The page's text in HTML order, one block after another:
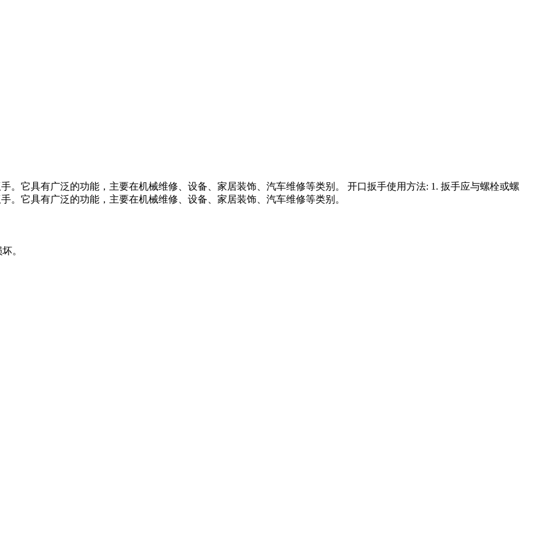
。它具有广泛的功能，主要在机械维修、设备、家居装饰、汽车维修等类别。 开口扳手使用方法: 1. 扳手应与螺栓或螺
。它具有广泛的功能，主要在机械维修、设备、家居装饰、汽车维修等类别。
。